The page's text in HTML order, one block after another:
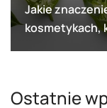
Jakie
kosmetykach,
Ostatnie